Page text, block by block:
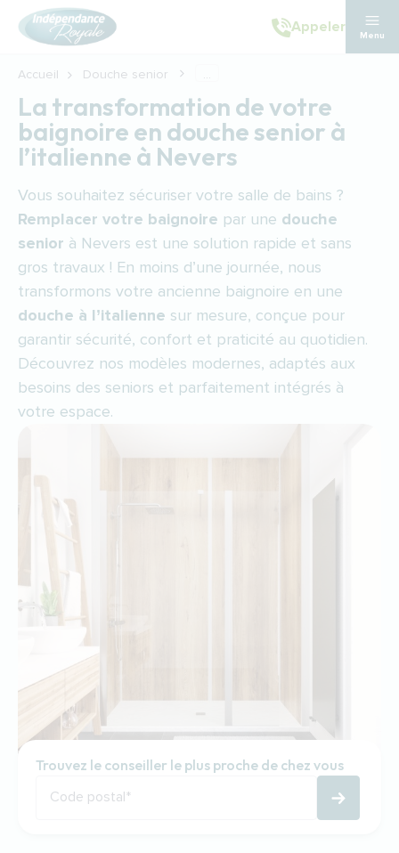
Aller au contenu principal
Appeler
Menu
Accueil Douche senior ...
La transformation de votre
baignoire en douche senior à
l’italienne à Nevers
Vous souhaitez sécuriser votre salle de bains ?
Remplacer votre baignoire par une douche
senior à Nevers est une solution rapide et sans
gros travaux ! En moins d’une journée, nous
transformons votre ancienne baignoire en une
douche à l’italienne sur mesure, conçue pour
garantir sécurité, confort et praticité au quotidien.
Découvrez nos modèles modernes, adaptés aux
besoins des seniors et parfaitement intégrés à
votre espace.
Trouvez le conseiller le plus proche de chez vous
Code postal*